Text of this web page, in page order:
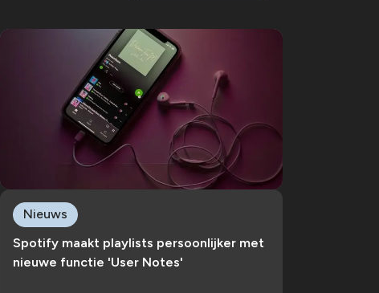
Spotify maakt playlists persoonlijker met
nieuwe functie 'User Notes'
Nieuws